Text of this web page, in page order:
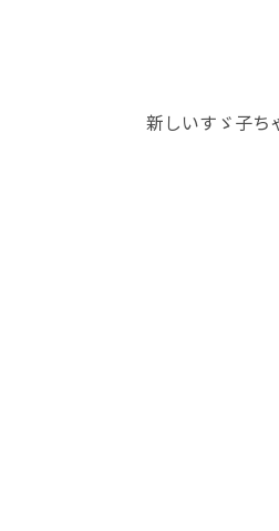
新しいすゞ子ち